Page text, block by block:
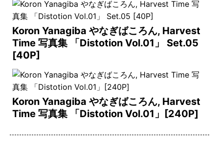
Koron Yanagiba やなぎばころん, Harvest
Time 写真集 「Distotion Vol.01」 Set.05
[40P]
Koron Yanagiba やなぎばころん, Harvest
Time 写真集 「Distotion Vol.01」[240P]